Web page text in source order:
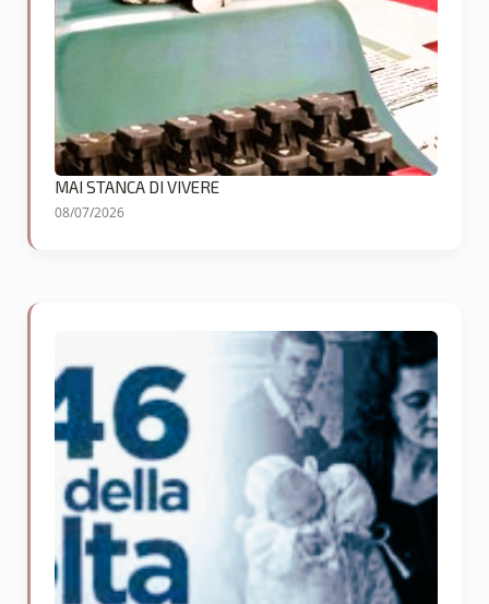
MAI STANCA DI VIVERE
08/07/2026